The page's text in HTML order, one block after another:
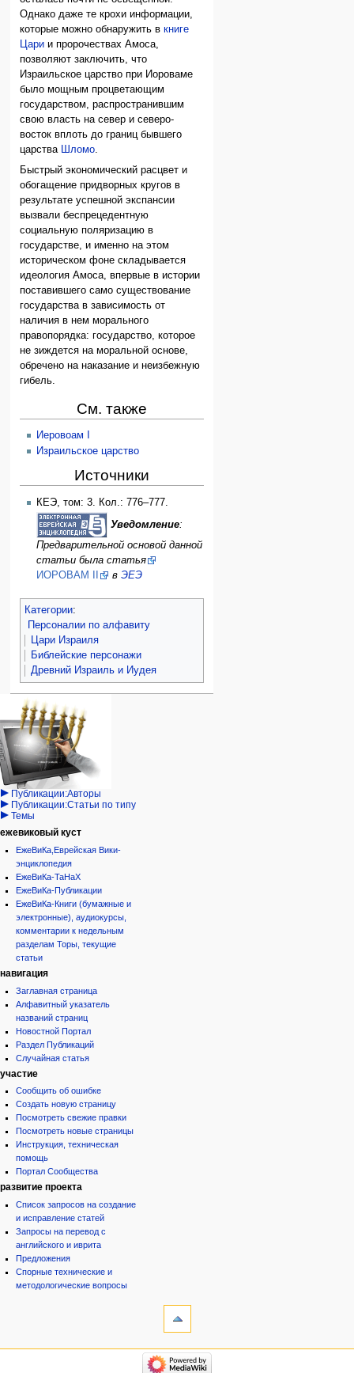
Однако даже те крохи информации,
которые можно обнаружить вкниге
Цари и пророчествах Амоса,
позволяют заключить, что
Израильское царство при Иороваме
было мощным процветающим
государством, распространившим
свою власть на север и северо-
восток вплоть до границ бывшего
царства Шломо.
Быстрый экономический расцвет и
обогащение придворных кругов в
результате успешной экспансии
вызвали беспрецедентную
социальную поляризацию в
государстве, и именно на этом
историческом фоне складывается
идеология Амоса, впервые в истории
поставившего само существование
государства в зависимость от
наличия в нем морального
правопорядка: государство, которое
не зиждется на моральной основе,
обречено на наказание и неизбежную
гибель.
См. также
Иеровоам I
Израильское царство
Источники
КЕЭ, том: 3. Кол.: 776–777.
Уведомление:
Предварительной основой данной
статьи была статья
ИОРОВАМ II
в ЭЕЭ
Категории:
Персоналии по алфавиту
Цари Израиля
Библейские персонажи
Древний Израиль и Иудея
Навигация
персональные инструменты
войти
запрос
учётной
записи
категории
Израиль:Страна и
государство
Иудаизм
Народ
Проекты
Проекты/Участники/
дополнения
Публикации:Авторы
Публикации:Статьи по типу
Темы
ежевиковый куст
ЕжеВиКа,Еврейская Вики-
энциклопедия
ЕжеВиКа-ТаНаХ
ЕжеВиКа-Публикации
ЕжеВиКа-Книги (бумажные и
электронные), аудиокурсы,
комментарии к недельным
разделам Торы, текущие
статьи
навигация
Заглавная страница
Алфавитный указатель
названий страниц
Новостной Портал
Раздел Публикаций
Случайная статья
участие
Сообщить об ошибке
Создать новую страницу
Посмотреть свежие правки
Посмотреть новые страницы
Инструкция, техническая
помощь
Портал Сообщества
развитие проекта
Список запросов на создание
и исправление статей
Запросы на перевод с
английского и иврита
Предложения
Спорные технические и
методологические вопросы
категории